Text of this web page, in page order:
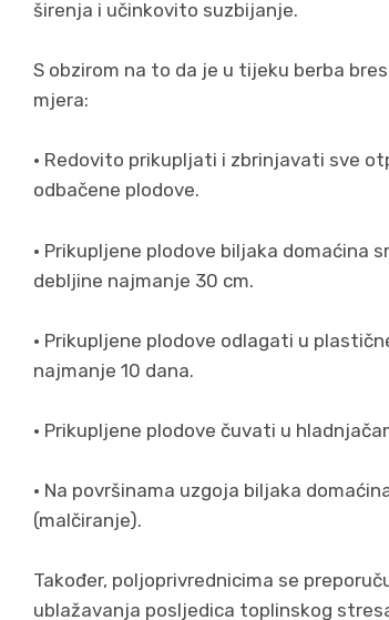
širenja i učinkovito suzbijanje.
S obzirom na to da je u tijeku berba
mjera:
• Redovito prikupljati i zbrinjavati sve
odbačene plodove.
• Prikupljene plodove biljaka domaćina
debljine najmanje 30 cm.
• Prikupljene plodove odlagati u
najmanje 10 dana.
• Prikupljene plodove čuvati u
• Na površinama uzgoja biljaka
(malčiranje).
Također, poljoprivrednicima se
ublažavanja posljedica toplinskog